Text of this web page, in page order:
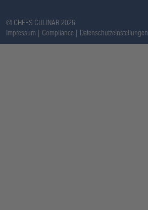
@ CHEFS CULINAR 2026
Impressum
Compliance Datenschutzeinstellungen